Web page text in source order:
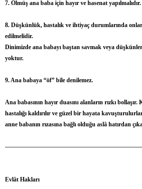
7. Ölmüş ana baba için hayır ve hasenat yapılmalıdır.
8. Düşkünlük, hastalık ve ihtiyaç durumlarında
edilmelidir.
Dinimizde ana babayı baştan savmak veya
yoktur.
9. Ana babaya “öf” bile denilemez.
Ana babasının hayır duasını alanların rızkı
hastalığı kaldırılır ve güzel bir hayata
anne babanın rızasına bağlı olduğu aslâ hatırdan
Evlât Hakları